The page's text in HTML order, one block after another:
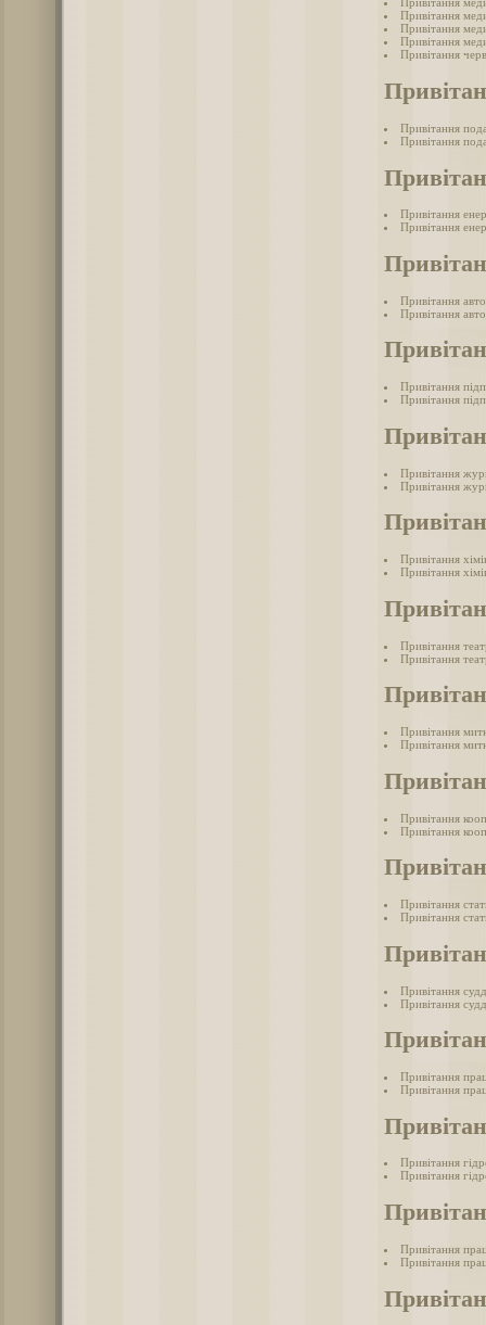
Привітання
Привітання
Привітання
Привітання
Привітання
Привітання
Привітання
Привітання
Привітання
Привітання
Привітання
Привітання
Привітання
Привітання
Привітання
Привітання
Привітання
Привітання
Привітання
Привітання
Привітання
Привітання
Привітання
Привітання
Привітання
Привітання
Привітання
Привітання
Привітання
Привітання
Привітання
Привітання